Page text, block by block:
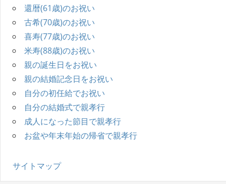
還暦(61歳)のお祝い
古希(70歳)のお祝い
喜寿(77歳)のお祝い
米寿(88歳)のお祝い
親の誕生日をお祝い
親の結婚記念日をお祝い
自分の初任給でお祝い
自分の結婚式で親孝行
成人になった節目で親孝行
お盆や年末年始の帰省で親孝行
サイトマップ